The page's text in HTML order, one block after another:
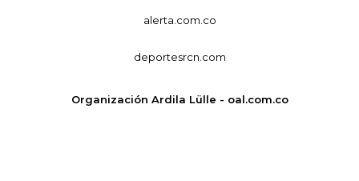
alerta.com.co
deportesrcn.com
Organización Ardila Lülle - oal.com.co